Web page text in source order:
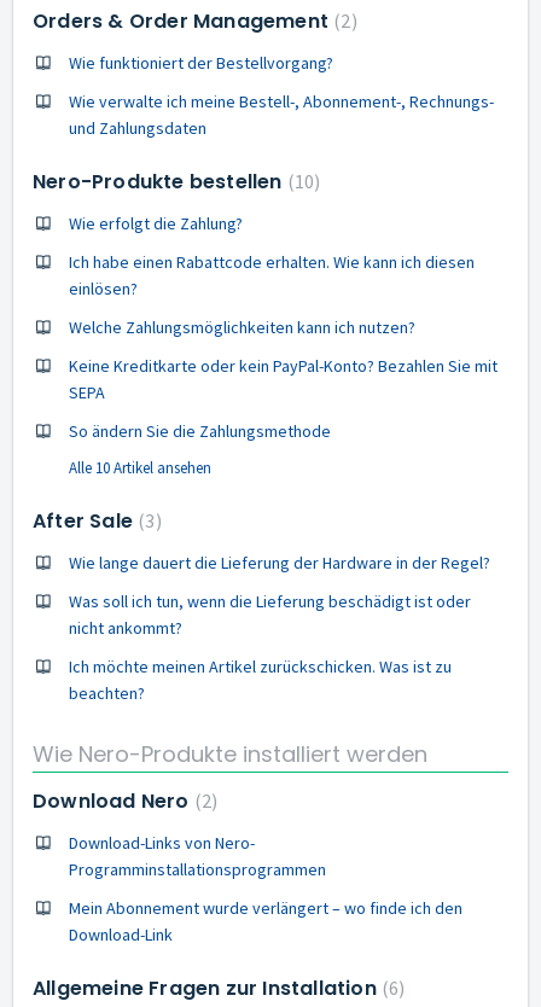
Orders & Order Management 2
Wie funktioniert der Bestellvorgang?
Wie verwalte ich meine Bestell-, Abonnement-, Rechnungs-
und Zahlungsdaten
Nero-Produkte bestellen 10
Wie erfolgt die Zahlung?
Ich habe einen Rabattcode erhalten. Wie kann ich diesen
einlösen?
Welche Zahlungsmöglichkeiten kann ich nutzen?
Keine Kreditkarte oder kein PayPal-Konto? Bezahlen Sie mit
SEPA
So ändern Sie die Zahlungsmethode
Alle 10 Artikel ansehen
After Sale 3
Wie lange dauert die Lieferung der Hardware in der Regel?
Was soll ich tun, wenn die Lieferung beschädigt ist oder
nicht ankommt?
Ich möchte meinen Artikel zurückschicken. Was ist zu
beachten?
Wie Nero-Produkte installiert werden
Download Nero 2
Download-Links von Nero-
Programminstallationsprogrammen
Mein Abonnement wurde verlängert – wo finde ich den
Download-Link
Allgemeine Fragen zur Installation 6